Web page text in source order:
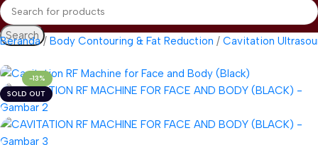
Search
Beranda Body Contouring & Fat Reduction Cavitation
-13%
SOLD OUT